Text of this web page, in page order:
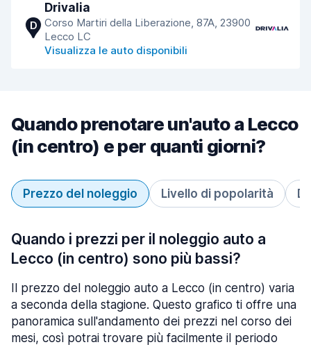
D
Drivalia
Corso Martiri della Liberazione, 87A, 23900
Lecco LC
Visualizza le auto disponibili
Quando prenotare un'auto a Lecco
(in centro) e per quanti giorni?
Prezzo del noleggio Livello di popolarità
Quando i prezzi per il noleggio auto a
Lecco (in centro) sono più bassi?
Il prezzo del noleggio auto a Lecco (in centro) varia
a seconda della stagione. Questo grafico ti offre una
panoramica sull'andamento dei prezzi nel corso dei
mesi, così potrai trovare più facilmente il periodo